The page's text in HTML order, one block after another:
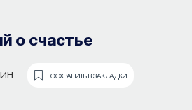
о счастье
СОХРАНИТЬ В ЗАКЛАДКИ
цели
рынок труда —
#57